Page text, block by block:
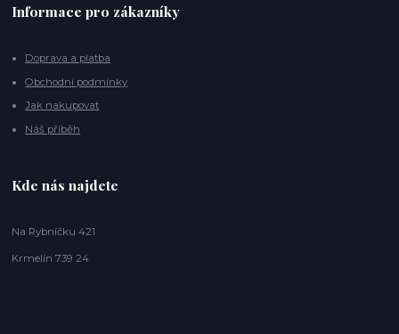
Informace pro zákazníky
Doprava a platba
Obchodní podmínky
Jak nakupovat
Náš příběh
Kde nás najdete
Na Rybníčku 421
Krmelín 739 24